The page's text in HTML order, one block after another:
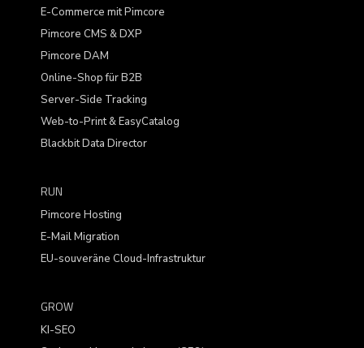
E-Commerce mit Pimcore
Pimcore CMS & DXP
Pimcore DAM
Online-Shop für B2B
Server-Side Tracking
Web-to-Print & EasyCatalog
Blackbit Data Director
RUN
Pimcore Hosting
E-Mail Migration
EU-souveräne Cloud-Infrastruktur
GROW
KI-SEO